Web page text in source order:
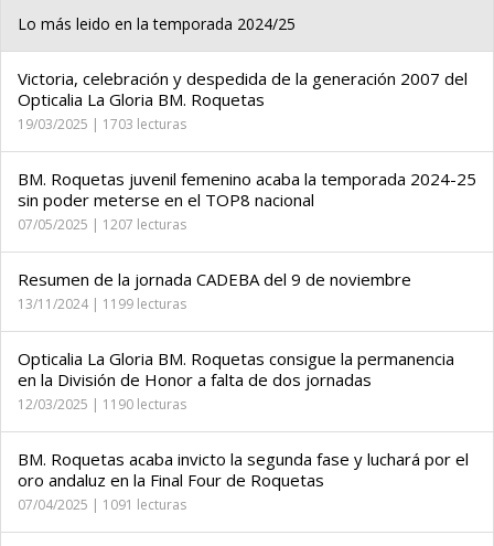
Lo más leido en la temporada 2024/25
Victoria, celebración y despedida de la generación 2007 del
Opticalia La Gloria BM. Roquetas
19/03/2025 | 1703 lecturas
BM. Roquetas juvenil femenino acaba la temporada 2024-25
sin poder meterse en el TOP8 nacional
07/05/2025 | 1207 lecturas
Resumen de la jornada CADEBA del 9 de noviembre
13/11/2024 | 1199 lecturas
Opticalia La Gloria BM. Roquetas consigue la permanencia
en la División de Honor a falta de dos jornadas
12/03/2025 | 1190 lecturas
BM. Roquetas acaba invicto la segunda fase y luchará por el
oro andaluz en la Final Four de Roquetas
07/04/2025 | 1091 lecturas